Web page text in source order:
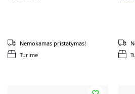
Turime
Nemokamas pristatymas!